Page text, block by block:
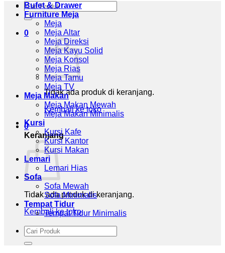
Pencarian
untuk:
0
Tidak ada produk di keranjang.
Kembali ke toko
0
Keranjang
Tidak ada produk di keranjang.
Kembali ke toko
Bufet & Drawer
Furniture Meja
Meja
Meja Altar
Meja Direksi
Meja Kayu Solid
Meja Konsol
Meja Rias
Meja Tamu
Meja TV
Meja Makan
Meja Makan Mewah
Meja Makan Minimalis
Kursi
Kursi Kafe
Kursi Kantor
Kursi Makan
Lemari
Lemari Hias
Sofa
Sofa Mewah
Sofa Minimalis
Tempat Tidur
Tempat Tidur Minimalis
Pencarian
untuk: